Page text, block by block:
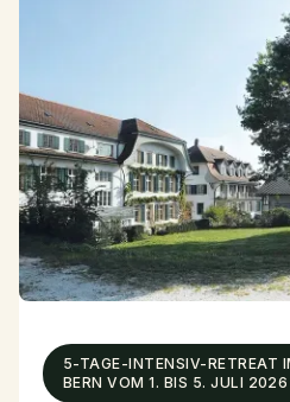
5-TAGE-INTENSIV-RETREAT
BERN VOM 1. BIS 5. JULI 2026